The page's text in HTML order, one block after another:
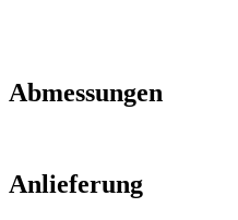
Abmessungen
Anlieferung